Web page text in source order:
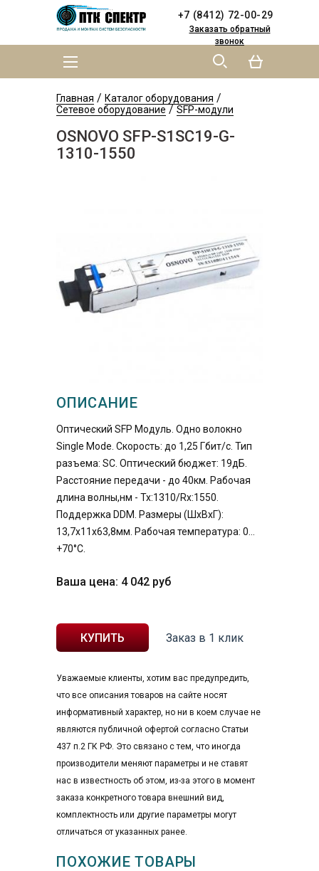
+7 (8412) 72-00-29
Заказать обратный
звонок
MAIN MENU
YOU ARE HERE
Главная / Каталог оборудования /
Сетевое оборудование / SFP-модули
OSNOVO SFP-S1SC19-G-
1310-1550
ОПИСАНИЕ
Оптический SFP Модуль. Одно волокно
Single Mode. Скорость: до 1,25 Гбит/c. Тип
разъема: SC. Оптический бюджет: 19дБ.
Расстояние передачи - до 40км. Рабочая
длина волны,нм - Tx:1310/Rx:1550.
Поддержка DDM. Размеры (ШхВхГ):
13,7x11x63,8мм. Рабочая температура: 0…
+70°С.
Ваша цена: 4 042 руб
Заказ в 1 клик
Уважаемые клиенты, хотим вас предупредить,
что все описания товаров на сайте носят
информативный характер, но ни в коем случае не
являются публичной офертой согласно Статьи
437 п.2 ГК РФ. Это связано с тем, что иногда
производители меняют параметры и не ставят
нас в известность об этом, из-за этого в момент
заказа конкретного товара внешний вид,
комплектность или другие параметры могут
отличаться от указанных ранее.
ПОХОЖИЕ ТОВАРЫ